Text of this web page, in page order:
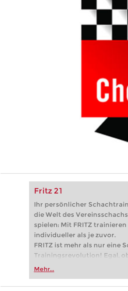
Fritz 21
Ihr persönlicher
die Welt des
spielen: Mit FRITZ
individueller als je zuvor.
FRITZ ist mehr als nur eine
Trainingsrevolution! Egal,
Vereinsschachs machen
zuvor.
Mehr...